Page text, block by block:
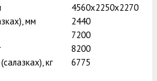
4560х2250х2270
мм
2440
7200
8200
кг
6775